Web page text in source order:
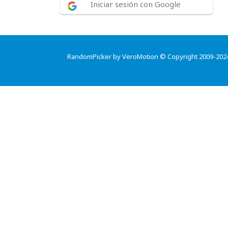
Iniciar sesión con Google
RandomPicker by VeroMotion © Copyright 2009-